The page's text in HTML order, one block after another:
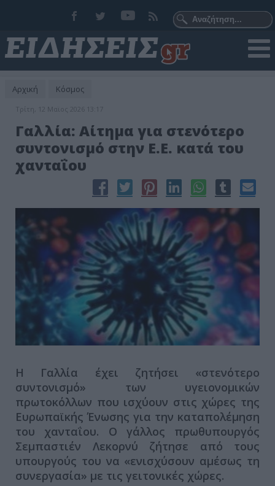
Αρχική Κόσμος
Τρίτη, 12 Μαϊος 2026 13:17
Γαλλία: Αίτημα για στενότερο
συντονισμό στην Ε.Ε. κατά του
χανταΐου
Η Γαλλία έχει ζητήσει «στενότερο
συντονισμό» των υγειονομικών
πρωτοκόλλων που ισχύουν στις χώρες της
Ευρωπαϊκής Ένωσης για την καταπολέμηση
του χανταΐου. Ο γάλλος πρωθυπουργός
Σεμπαστιέν Λεκορνύ ζήτησε από τους
υπουργούς του να «ενισχύσουν αμέσως τη
συνεργασία» με τις γειτονικές χώρες.